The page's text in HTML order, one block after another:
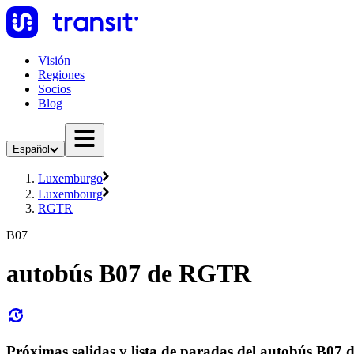
Visión
Regiones
Socios
Blog
Español
Luxemburgo
Luxembourg
RGTR
B07
autobús B07 de RGTR